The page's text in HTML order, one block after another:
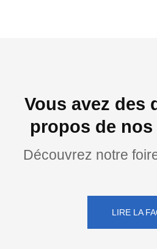
Vous avez des
propos de
Découvrez notre
LIRE LA